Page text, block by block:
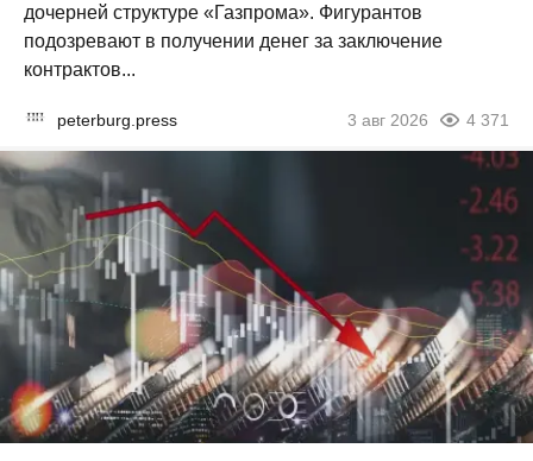
дочерней структуре «Газпрома». Фигурантов
подозревают в получении денег за заключение
контрактов...
peterburg.press 3 авг 2026 4 371